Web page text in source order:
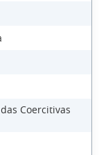
Coercitivas